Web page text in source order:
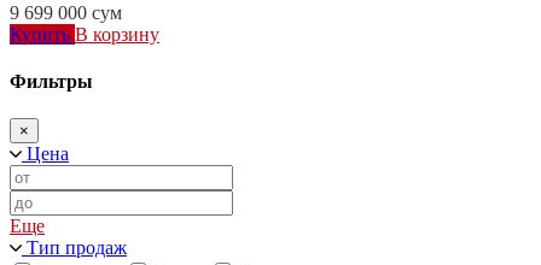
9 699 000 сум
Купить В корзину
Фильтры
×
Цена
Еще
Тип продаж